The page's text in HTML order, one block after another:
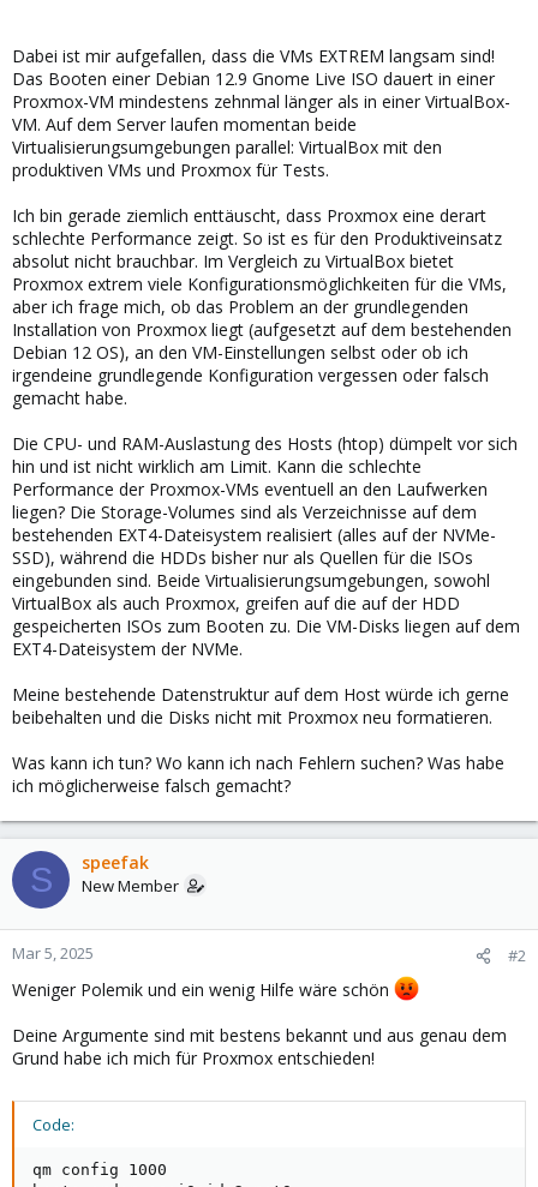
Dabei ist mir aufgefallen, dass die VMs EXTREM langsam sind!
Das Booten einer Debian 12.9 Gnome Live ISO dauert in einer
Proxmox-VM mindestens zehnmal länger als in einer VirtualBox-
VM. Auf dem Server laufen momentan beide
Virtualisierungsumgebungen parallel: VirtualBox mit den
produktiven VMs und Proxmox für Tests.
Ich bin gerade ziemlich enttäuscht, dass Proxmox eine derart
schlechte Performance zeigt. So ist es für den Produktiveinsatz
absolut nicht brauchbar. Im Vergleich zu VirtualBox bietet
Proxmox extrem viele Konfigurationsmöglichkeiten für die VMs,
aber ich frage mich, ob das Problem an der grundlegenden
Installation von Proxmox liegt (aufgesetzt auf dem bestehenden
Debian 12 OS), an den VM-Einstellungen selbst oder ob ich
irgendeine grundlegende Konfiguration vergessen oder falsch
gemacht habe.
Die CPU- und RAM-Auslastung des Hosts (htop) dümpelt vor sich
hin und ist nicht wirklich am Limit. Kann die schlechte
Performance der Proxmox-VMs eventuell an den Laufwerken
liegen? Die Storage-Volumes sind als Verzeichnisse auf dem
bestehenden EXT4-Dateisystem realisiert (alles auf der NVMe-
SSD), während die HDDs bisher nur als Quellen für die ISOs
eingebunden sind. Beide Virtualisierungsumgebungen, sowohl
VirtualBox als auch Proxmox, greifen auf die auf der HDD
gespeicherten ISOs zum Booten zu. Die VM-Disks liegen auf dem
EXT4-Dateisystem der NVMe.
Meine bestehende Datenstruktur auf dem Host würde ich gerne
beibehalten und die Disks nicht mit Proxmox neu formatieren.
Was kann ich tun? Wo kann ich nach Fehlern suchen? Was habe
ich möglicherweise falsch gemacht?
S speefak
New Member
Mar 5, 2025 #2
Weniger Polemik und ein wenig Hilfe wäre schön
Deine Argumente sind mit bestens bekannt und aus genau dem
Grund habe ich mich für Proxmox entschieden!
Code:
qm config 1000